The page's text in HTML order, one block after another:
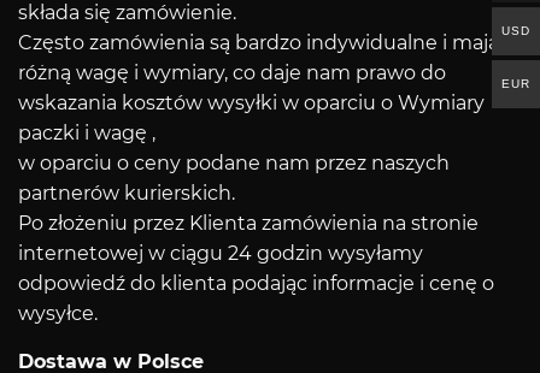
składa się zamówienie.
Często zamówienia są bardzo indywidualne i mają
różną wagę i wymiary, co daje nam prawo do
wskazania kosztów wysyłki w oparciu o Wymiary
paczki i wagę ,
w oparciu o ceny podane nam przez naszych
partnerów kurierskich.
Po złożeniu przez Klienta zamówienia na stronie
internetowej w ciągu 24 godzin wysyłamy
odpowiedź do klienta podając informacje i cenę o
wysyłce.
Dostawa w Polsce
USD
EUR